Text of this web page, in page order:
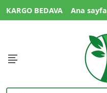
KARGO BEDAVA Ana sayfa